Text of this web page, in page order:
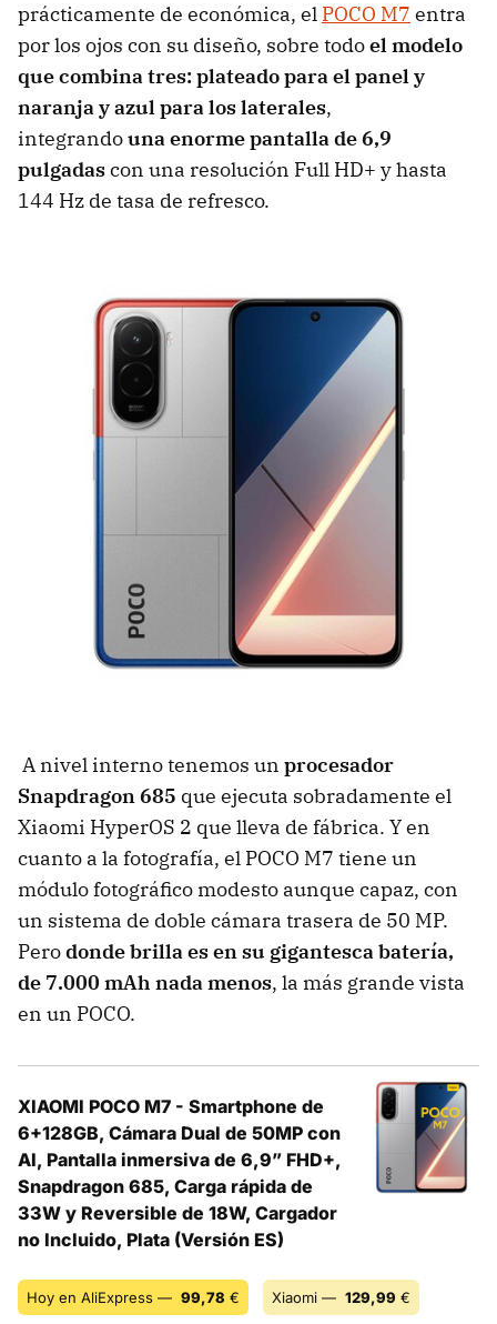
prácticamente de económica, el POCO M7 entra
por los ojos con su diseño, sobre todoel modelo
que combina tres: plateado para el panel y
naranja y azul para los laterales,
integrandouna enorme pantalla de 6,9
pulgadascon una resolución Full HD+ y hasta
144 Hz de tasa de refresco.
A nivel interno tenemos un procesador
Snapdragon 685 que ejecuta sobradamente el
Xiaomi HyperOS 2 que lleva de fábrica. Y en
cuanto a la fotografía, el POCO M7 tiene un
módulo fotográfico modesto aunque capaz, con
un sistema de doble cámara trasera de 50 MP.
Perodonde brilla es en su gigantesca batería,
de 7.000 mAh nada menos, la más grande vista
en un POCO.
XIAOMI POCO M7 - Smartphone de
6+128GB, Cámara Dual de 50MP con
AI, Pantalla inmersiva de 6,9” FHD+,
Snapdragon 685, Carga rápida de
33W y Reversible de 18W, Cargador
no Incluido, Plata (Versión ES)
Hoy en AliExpress — 99,78 € Xiaomi — 129,99 €